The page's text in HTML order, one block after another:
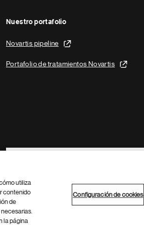
Nuestro portafolio
Novartis pipeline
Portafolio de tratamientos Novartis
Footer Site Search
Mapa del sitio
utiliza
contenido
de
la página
Configuración de cookies